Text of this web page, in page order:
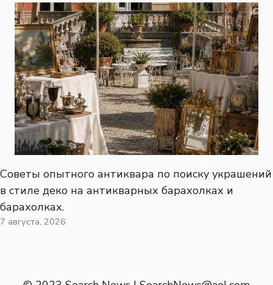
Советы опытного антиквара по поиску украшений
в стиле деко на антикварных барахолках и
барахолках.
7 августа, 2026